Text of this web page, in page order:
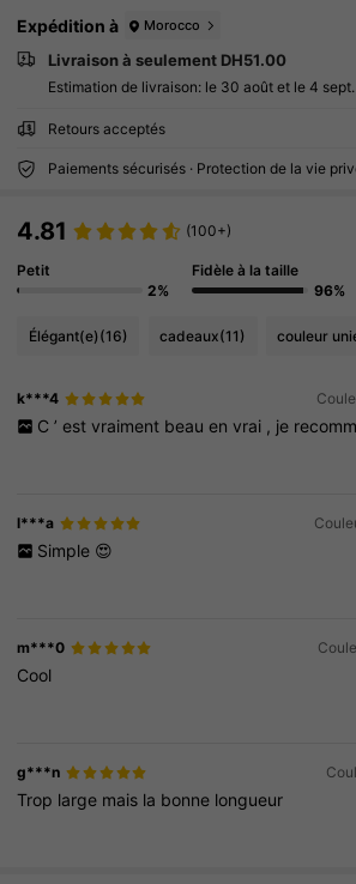
Expédition à Morocco
Livraison à seulement DH51.00
Estimation de livraison: le 30 août et le 4 sept.
Retours acceptés
Paiements sécurisés · Protection de la vie
4.81 (100+)
Petit
2%
Fidèle à la taille
96%
Élégant(e)(16) cadeaux(11) couleur
k***4
C ’ est vraiment beau en vrai , je
l***a
Simple 😍
m***0
Cool
g***n
Trop large mais la bonne longueur